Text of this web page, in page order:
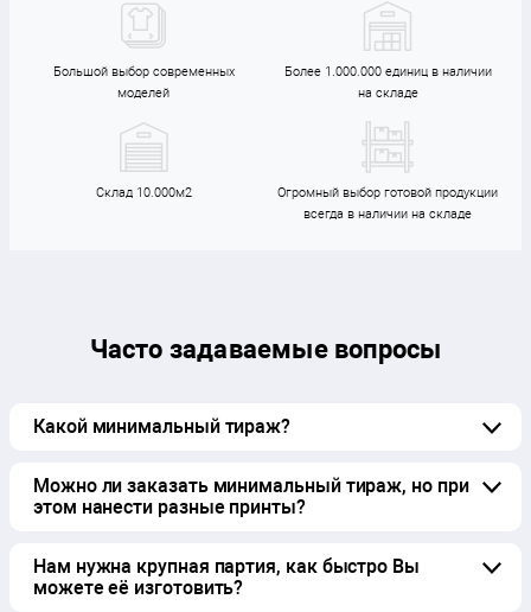
Большой выбор современных
моделей
Более 1.000.000 единиц в наличии
на складе
Склад 10.000м2
Огромный выбор готовой продукции
всегда в наличии на складе
Часто задаваемые вопросы
Какой минимальный тираж?
Можно ли заказать минимальный тираж, но при
этом нанести разные принты?
Нам нужна крупная партия, как быстро Вы
можете её изготовить?